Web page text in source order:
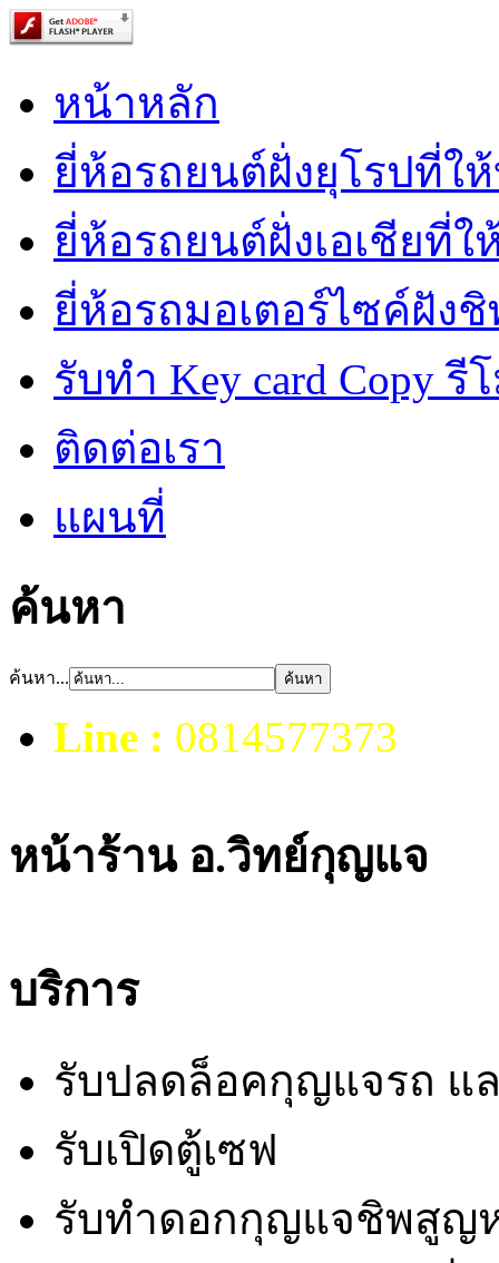
หน้าหลัก
ยี่ห้อรถยนต์ฝั่งยุโรปที่ใ
ยี่ห้อรถยนต์ฝั่งเอเชียที่ใ
ยี่ห้อรถมอเตอร์ไซค์ฝัง
รับทำ Key card Copy
ติดต่อเรา
แผนที่
ค้นหา
ค้นหา...
Line : 0814577373
หน้าร้าน อ.วิทย์กุญแจ
บริการ
รับปลดล็อคกุญแจรถ แ
รับเปิดตู้เซฟ
รับทำดอกกุญแจชิพสูญ